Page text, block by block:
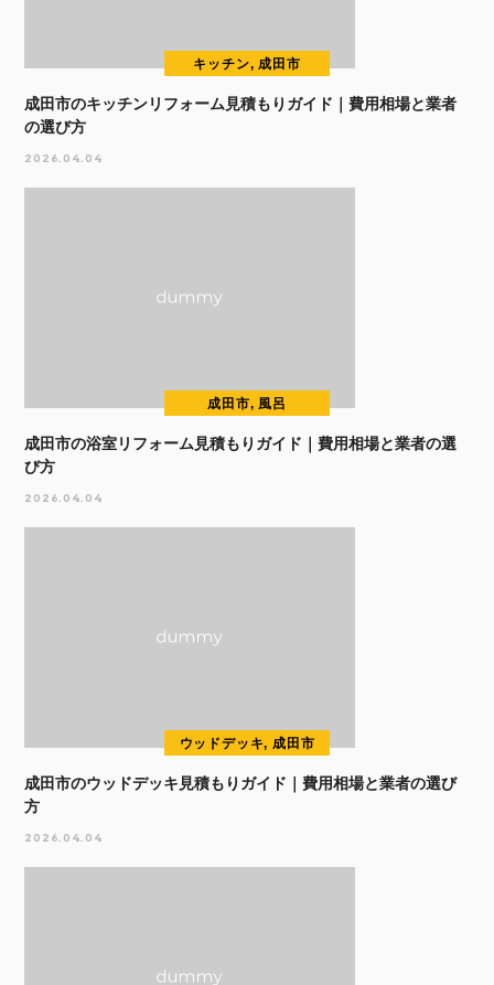
キッチン, 成田市
成田市のキッチンリフォーム見積もりガイド｜費用相場と業者
の選び方
2026.04.04
成田市, 風呂
成田市の浴室リフォーム見積もりガイド｜費用相場と業者の選
び方
2026.04.04
ウッドデッキ, 成田市
成田市のウッドデッキ見積もりガイド｜費用相場と業者の選び
方
2026.04.04